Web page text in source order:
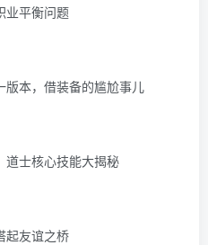
业平衡问题
版本，借装备的尴尬事儿
道士核心技能大揭秘
起友谊之桥